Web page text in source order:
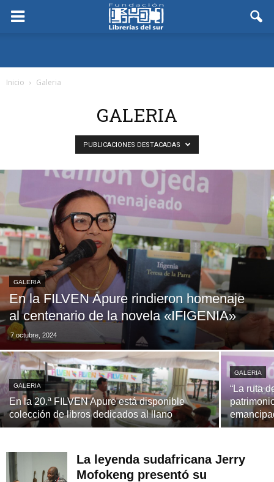
Inicio Galeria
GALERIA
PUBLICACIONES DESTACADAS
GALERIA
En la FILVEN Apure rindieron homenaje
al centenario de la novela «IFIGENIA»
7 octubre, 2024
GALERIA
En la 20.ª FILVEN Apure está disponible
colección de libros dedicados al llano
GALERIA
“La ruta
La leyenda sudafricana Jerry
Mofokeng presentó su